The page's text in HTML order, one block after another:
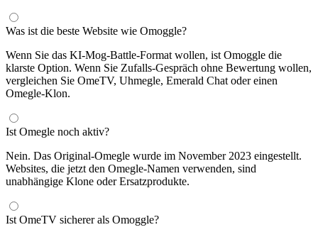
Was ist die beste Website wie Omoggle?
Wenn Sie das KI-Mog-Battle-Format wollen, ist Omoggle die
klarste Option. Wenn Sie Zufalls-Gespräch ohne Bewertung wollen,
vergleichen Sie OmeTV, Uhmegle, Emerald Chat oder einen
Omegle-Klon.
Ist Omegle noch aktiv?
Nein. Das Original-Omegle wurde im November 2023 eingestellt.
Websites, die jetzt den Omegle-Namen verwenden, sind
unabhängige Klone oder Ersatzprodukte.
Ist OmeTV sicherer als Omoggle?